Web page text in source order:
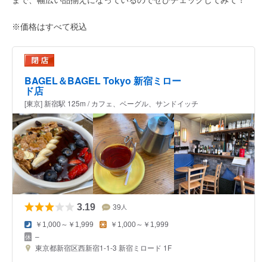
※価格はすべて税込
BAGEL＆BAGEL Tokyo 新宿ミロー
ド店
[東京] 新宿駅 125m / カフェ、ベーグル、サンドイッチ
3.19 39 人
￥1,000～￥1,999 ￥1,000～￥1,999
–
東京都新宿区西新宿1-1-3 新宿ミロード 1F